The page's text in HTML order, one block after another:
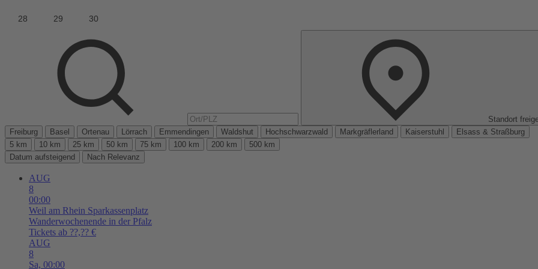
Standort
Freiburg
Basel Ortenau Lörrach Emmendingen Waldshut Hochschwarzwald Markgräflerland Kaiserstuhl
Elsass & Straßburg
5 km
10 km 25 km 50 km 75 km 100 km 200 km
500 km
Datum aufsteigend
Nach Relevanz
AUG
8
00:00
Weil am Rhein Sparkassenplatz
Wanderwochenende in der Pfalz
Tickets ab ??,?? €
AUG
8
Sa, 00:00